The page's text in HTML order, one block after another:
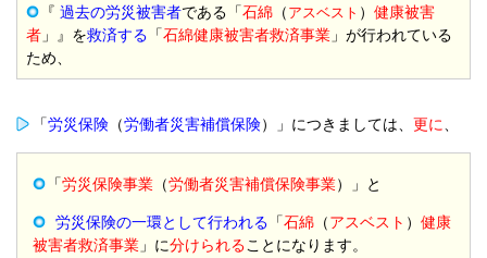
『 過去の労災被害者である「石綿 （ アスベスト ） 健康被害
者 」』を救済する 「石綿健康被害者救済事業 」が行われている
ため、
「労災保険 （労働者災害補償保険）」につきましては、 更に、
「労災保険事業 （労働者災害補償保険事業）」と
労災保険の一環として行われる 「石綿 （アスベスト ）健康
被害者救済事業 」に分けられることになります。